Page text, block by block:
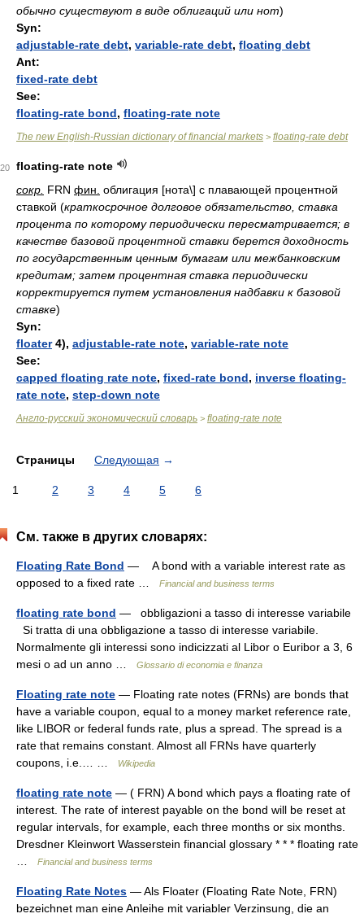
обычно существуют в виде облигаций или нот)
Syn:
adjustable-rate debt, variable-rate debt, floating debt
Ant:
fixed-rate debt
See:
floating-rate bond, floating-rate note
The new English-Russian dictionary of financial markets > floating-rate debt
20
floating-rate note
сокр. FRN фин. облигация [нота\] с плавающей процентной
ставкой (краткосрочное долговое обязательство, ставка
процента по которому периодически пересматривается; в
качестве базовой процентной ставки берется доходность
по государственным ценным бумагам или межбанковским
кредитам; затем процентная ставка периодически
корректируется путем установления надбавки к базовой
ставке)
Syn:
floater4), adjustable-rate note, variable-rate note
See:
capped floating rate note, fixed-rate bond, inverse floating-
rate note, step-down note
Англо-русский экономический словарь > floating-rate note
Страницы Следующая →
1 2 3 4 5 6
См. также в других словарях:
Floating Rate Bond — A bond with a variable interest rate as
opposed to a fixed rate …
Financial and business terms
floating rate bond — obbligazioni a tasso di interesse variabile
Si tratta di una obbligazione a tasso di interesse variabile.
Normalmente gli interessi sono indicizzati al Libor o Euribor a 3, 6
mesi o ad un anno …
Glossario di economia e finanza
Floating rate note — Floating rate notes (FRNs) are bonds that
have a variable coupon, equal to a money market reference rate,
like LIBOR or federal funds rate, plus a spread. The spread is a
rate that remains constant. Almost all FRNs have quarterly
coupons, i.e.… …
Wikipedia
floating rate note — ( FRN) A bond which pays a floating rate of
interest. The rate of interest payable on the bond will be reset at
regular intervals, for example, each three months or six months.
Dresdner Kleinwort Wasserstein financial glossary * * * floating rate
Financial and business terms
Floating Rate Notes — Als Floater (Floating Rate Note, FRN)
bezeichnet man eine Anleihe mit variabler Verzinsung, die an